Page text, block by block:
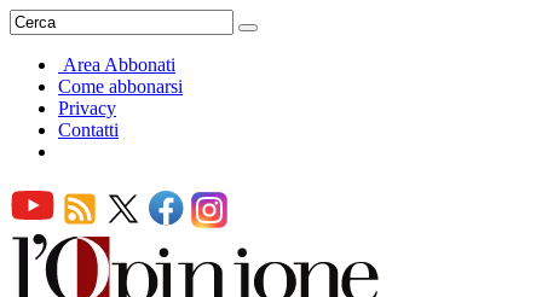
Area Abbonati
Come abbonarsi
Privacy
Contatti